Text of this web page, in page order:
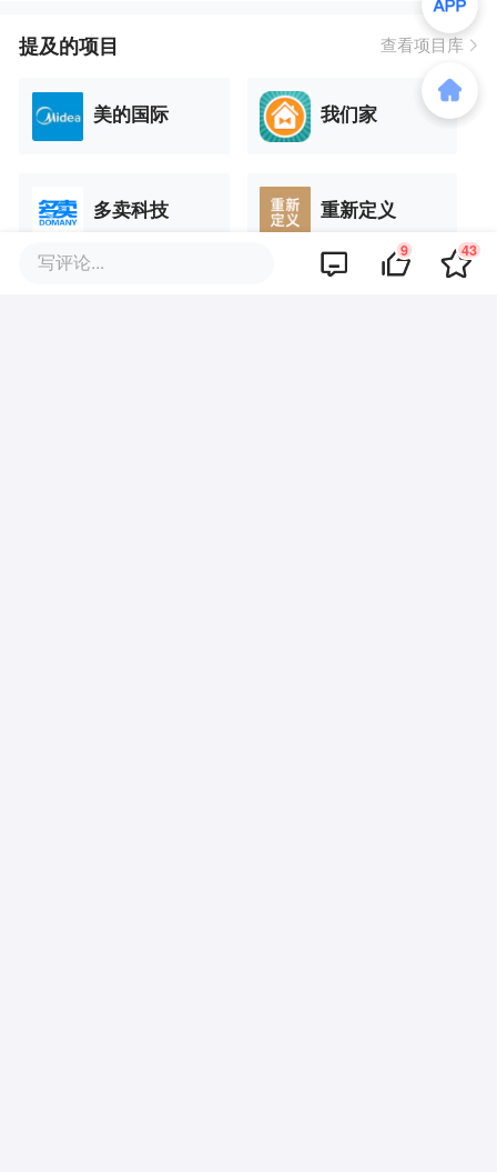
提及的项目 查看项目库
美的国际 我们家
多卖科技 重新定义
写评论... 9 43